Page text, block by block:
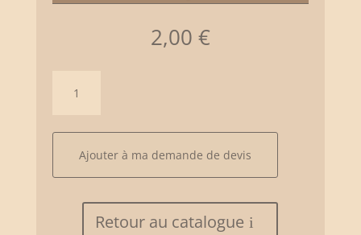
2,00 €
modèle
"Turquie"
Ajouter à ma demande de devis
Retour au catalogue